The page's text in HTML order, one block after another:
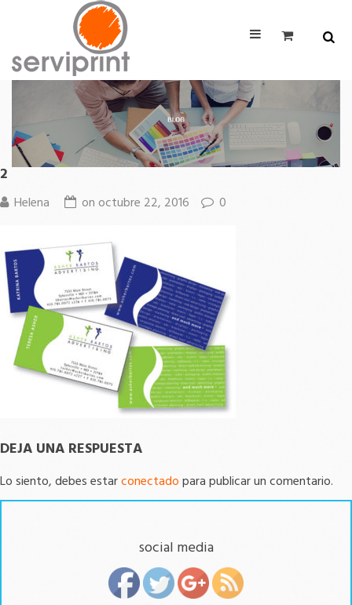
2
Helena on octubre 22, 2016 0
DEJA UNA RESPUESTA
Lo siento, debes estarconectadopara publicar un comentario.
social media